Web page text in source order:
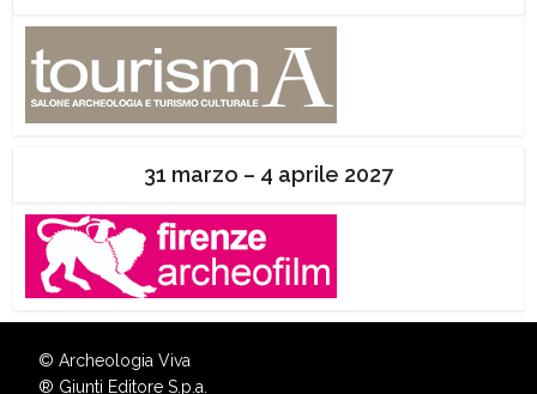
31 marzo – 4 aprile 2027
© Archeologia Viva
® Giunti Editore S.p.a.